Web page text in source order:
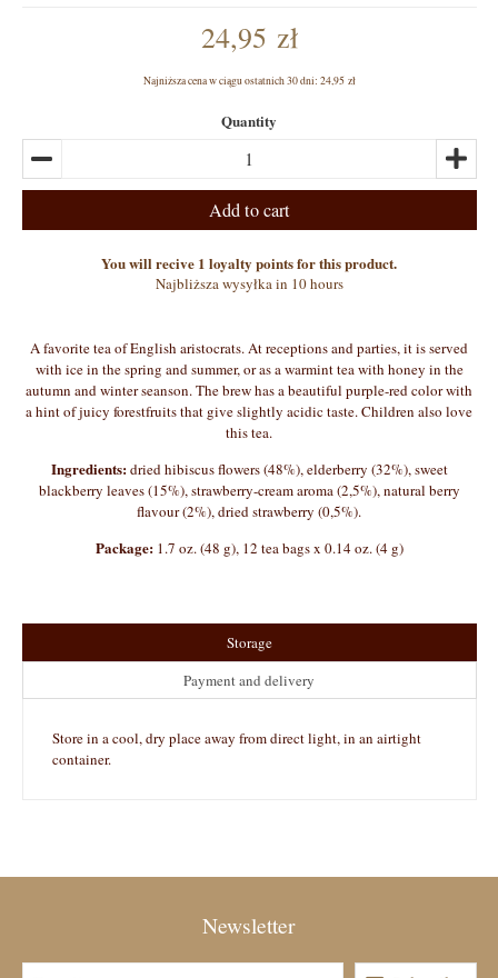
24,95 zł
Najniższa cena w ciągu ostatnich 30 dni: 24,95 zł
Quantity
Add to cart
You will recive 1 loyalty points for this product.
Najbliższa wysyłka in 10 hours
A favorite tea of English aristocrats. At receptions and parties, it is served
with ice in the spring and summer, or as a warmint tea with honey in the
autumn and winter seanson. The brew has a beautiful purple-red color with
a hint of juicy forestfruits that give slightly acidic taste. Children also love
this tea.
Ingredients:dried hibiscus flowers (48%), elderberry (32%), sweet
blackberry leaves (15%), strawberry-cream aroma (2,5%), natural berry
flavour (2%), dried strawberry (0,5%).
Package: 1.7 oz. (48 g), 12 tea bags x 0.14 oz. (4 g)
Storage
Payment and delivery
Store in a cool, dry place away from direct light, in an airtight
container.
Newsletter